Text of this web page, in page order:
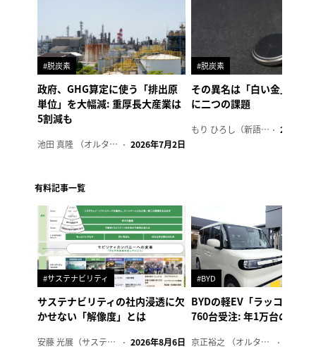
#脱炭素
政府、GHG算定に使う「排出原
単位」を大幅減: 重厚長大産業は
5割減も
池田 真隆 （オルタナ輪番編集長） 2026年7月2日
#脱炭素
その異名は「白い金」、リ
に二つの課題
もり ひろし（新語ウォッチャー） 2023年7
有料記事一覧
#サステナビリティ
サステナビリティの社内浸透に欠
かせない「解像度」とは
安藤 光展（サステナビリティ・コンサルタント） 2026年8月6日
#BYD
BYDの軽EV「ラッコ」、1
760台受注: 年1万台の販売
京正裕之 （オルタナ副編集長）